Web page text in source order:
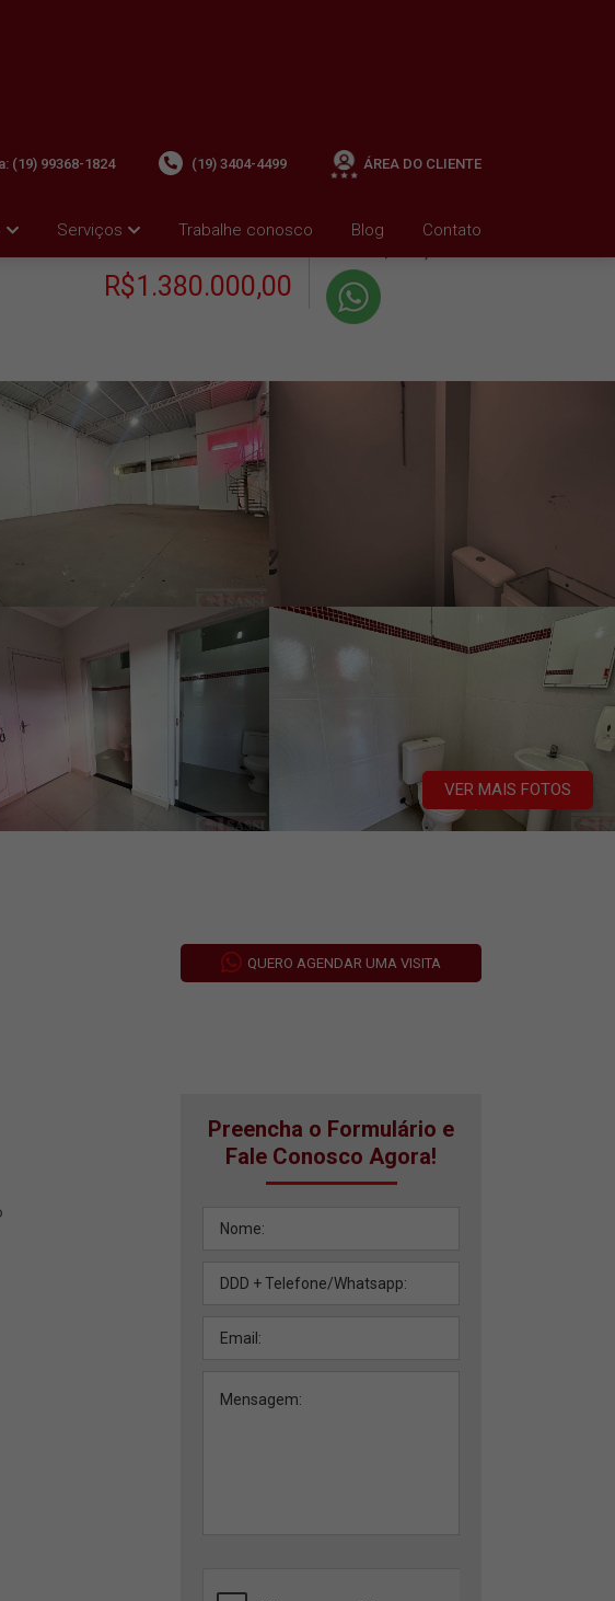
Serviços Trabalhe conosco Blog Contato
(19) 99368-1824 (19) 3404-4499 ÁREA DO CLIENTE
R$1.380.000,00
+ Condomínio R$0,00
VER MAIS FOTOS
QUERO AGENDAR UMA VISITA
Preencha o Formulário e
Fale Conosco Agora!